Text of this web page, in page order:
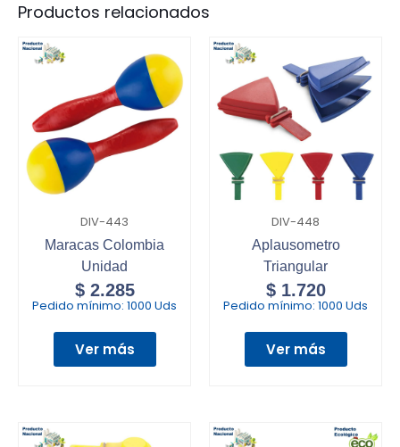
Productos relacionados
DIV-443
Maracas Colombia
Unidad
$2.285
Pedido mínimo: 1000 Uds
Ver más
DIV-448
Aplausometro
Triangular
$1.720
Pedido mínimo: 1000 Uds
Ver más